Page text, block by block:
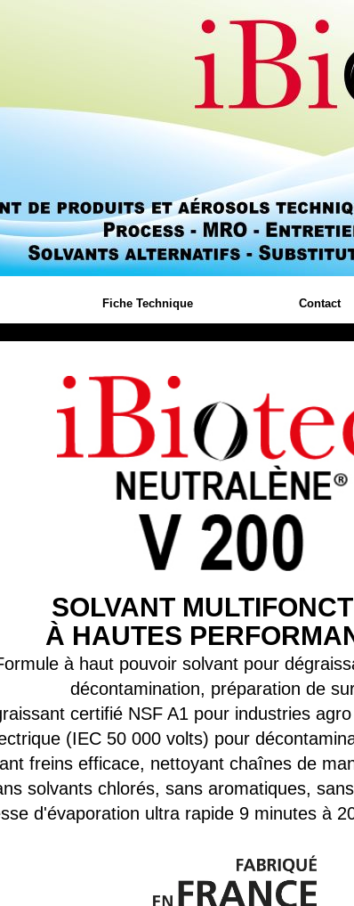
Fiche Technique Contact
SOLVANT
À HAUTES
à haut pouvoir solvant pour
décontamination, préparation de
certifié NSF A1 pour industries
(IEC 50 000 volts) pour
freins efficace, nettoyant chaînes de
solvants chlorés, sans aromatiques,
d'évaporation ultra rapide 9 minutes à